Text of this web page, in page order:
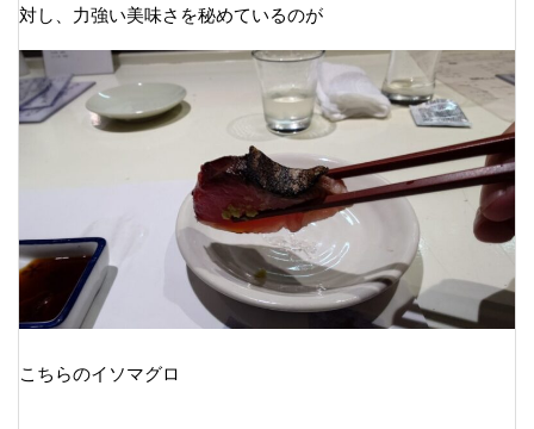
対し、力強い美味さを秘めているのが
こちらのイソマグロ